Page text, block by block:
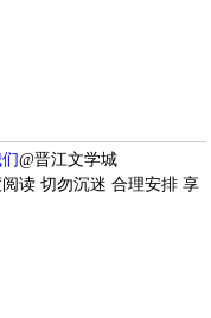
@晋江文学城
读 切勿沉迷 合理安排 享